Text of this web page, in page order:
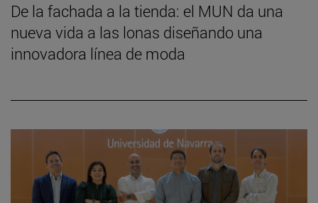
De la fachada a la tienda: el MUN da una
nueva vida a las lonas diseñando una
innovadora línea de moda